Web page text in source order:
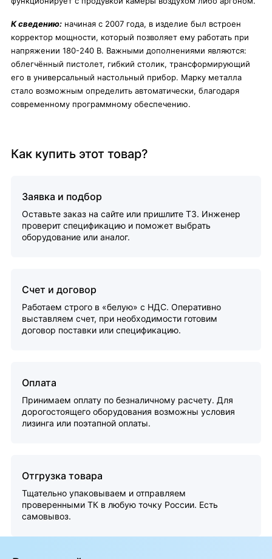
К сведению: начиная с 2007 года, в изделие был встроен
корректор мощности, который позволяет ему работать при
напряжении 180-240 В. Важными дополнениями являются:
облегчённый пистолет, гибкий столик, трансформирующий
его в универсальный настольный прибор. Марку металла
стало возможным определить автоматически, благодаря
современному программному обеспечению.
Как купить этот товар?
Заявка и подбор
Оставьте заказ на сайте или пришлите ТЗ. Инженер
проверит спецификацию и поможет выбрать
оборудование или аналог.
Счет и договор
Работаем строго в «белую» с НДС. Оперативно
выставляем счет, при необходимости готовим
договор поставки или спецификацию.
Оплата
Принимаем оплату по безналичному расчету. Для
дорогостоящего оборудования возможны условия
лизинга или поэтапной оплаты.
Отгрузка товара
Тщательно упаковываем и отправляем
проверенными ТК в любую точку России. Есть
самовывоз.